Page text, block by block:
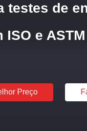
testes de
ISO e ASTM
Preço